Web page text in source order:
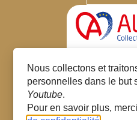
Nous collectons et
personnelles dans le but
Youtube.
Pour en savoir plus,
Collectivité
© 2026 – Tous
Données